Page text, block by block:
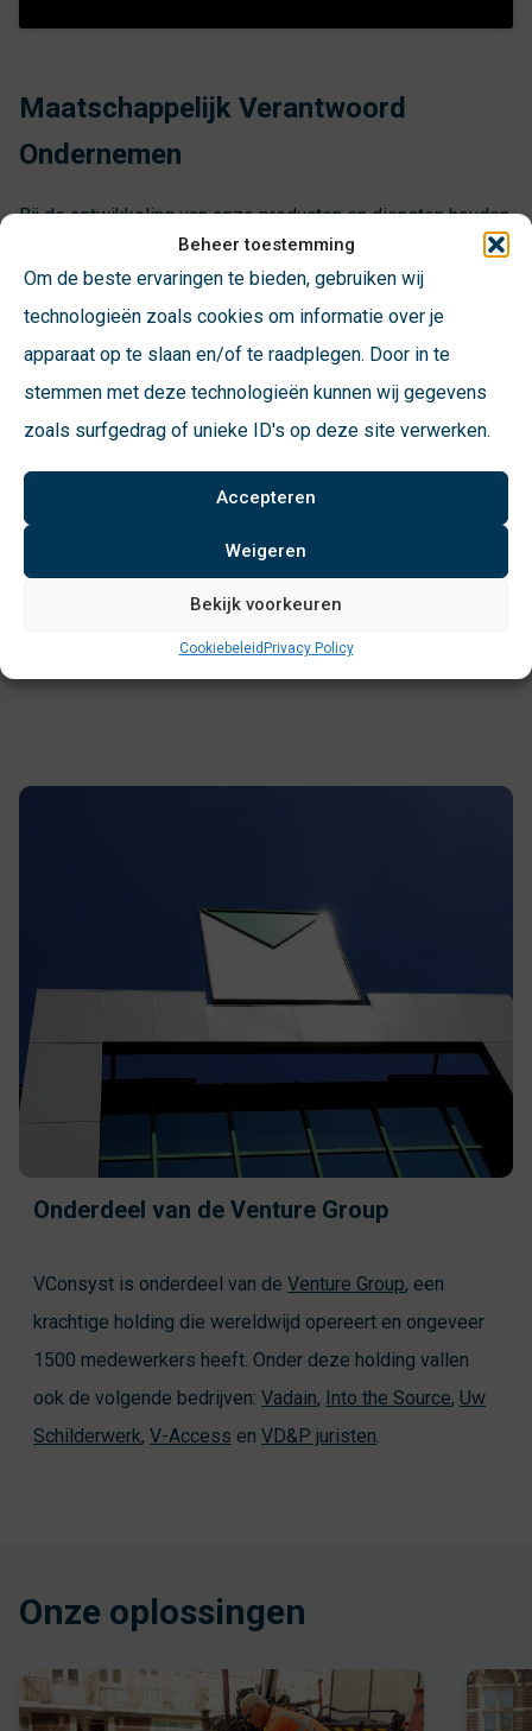
Beheer toestemming
Om de beste ervaringen te bieden, gebruiken wij
technologieën zoals cookies om informatie over je
apparaat op te slaan en/of te raadplegen. Door in te
stemmen met deze technologieën kunnen wij gegevens
zoals surfgedrag of unieke ID's op deze site verwerken.
Accepteren
Weigeren
Bekijk voorkeuren
CookiebeleidPrivacy Policy
Maatschappelijk Verantwoord
Ondernemen
Bij de ontwikkeling van onze producten en diensten houden
we zorgvuldig rekening met het effect ervan op het milieu.
Daarnaast rijden onze buitendienstmedewerkers in zuinige
of elektrische voertuigen.
Elk kwartaal geven we inzicht in het brandstofverbruik om
het bewustzijn en de impact van het rijgedrag te vergroten.
recycling kan worden aangeboden. Ook nemen we
verpakkingsmaterialen mee terug naar de fabriek voor
hergebruik.
Onderdeel van de Venture Group
VConsyst is onderdeel van de Venture Group, een
krachtige holding die wereldwijd opereert en ongeveer
1500 medewerkers heeft. Onder deze holding vallen
ook de volgende bedrijven: Vadain, Into the Source, Uw
Schilderwerk, V-Access en VD&P juristen.
Onze oplossingen